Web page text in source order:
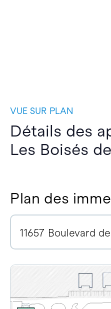
VUE SUR PLAN
Détails des
Les Boisés
Plan des